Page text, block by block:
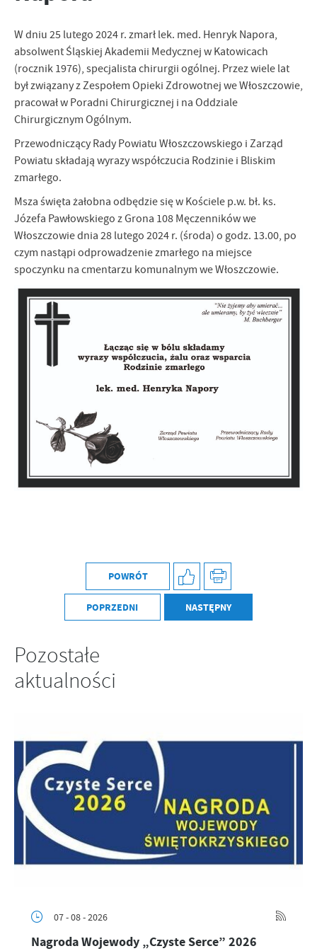
W dniu 25 lutego 2024 r. zmarł lek. med. Henryk Napora,
absolwent Śląskiej Akademii Medycznej w Katowicach
(rocznik 1976), specjalista chirurgii ogólnej. Przez wiele lat
był związany z Zespołem Opieki Zdrowotnej we Włoszczowie,
pracował w Poradni Chirurgicznej i na Oddziale
Chirurgicznym Ogólnym.
Przewodniczący Rady Powiatu Włoszczowskiego i Zarząd
Powiatu składają wyrazy współczucia Rodzinie i Bliskim
zmarłego.
Msza święta żałobna odbędzie się w Kościele p.w. bł. ks.
Józefa Pawłowskiego z Grona 108 Męczenników we
Włoszczowie dnia 28 lutego 2024 r. (środa) o godz. 13.00, po
czym nastąpi odprowadzenie zmarłego na miejsce
spoczynku na cmentarzu komunalnym we Włoszczowie.
POWRÓT
POPRZEDNI NASTĘPNY
Pozostałe
aktualności
07 - 08 - 2026
Nagroda Wojewody „Czyste Serce” 2026
Dzięki tym plikom cookies możemy zapewnić Ci większy komfort
korzystania z funkcjonalności naszej strony poprzez dopasowanie
jej do Twoich indywidualnych preferencji. Wyrażenie zgody na
funkcjonalne i personalizacyjne pliki cookies gwarantuje
dostępność większej ilości funkcji na stronie.
Więcej
Analityczne
Analityczne pliki cookies pomagają nam rozwijać się i
dostosowywać do Twoich potrzeb.
Cookies analityczne pozwalają na uzyskanie informacji w zakresie
wykorzystywania witryny internetowej, miejsca oraz częstotliwości,
z jaką odwiedzane są nasze serwisy www. Dane pozwalają nam na
popularności wśród użytkowników. Zgromadzone informacje są
przetwarzane w formie zanonimizowanej. Wyrażenie zgody na
analityczne pliki cookies gwarantuje dostępność wszystkich
funkcjonalności.
Więcej
Reklamowe
Dzięki reklamowym plikom cookies prezentujemy Ci najciekawsze
informacje i aktualności na stronach naszych partnerów.
Promocyjne pliki cookies służą do prezentowania Ci naszych
komunikatów na podstawie analizy Twoich upodobań oraz Twoich
promocyjne mogą pojawić się na stronach podmiotów trzecich lub
firm będących naszymi partnerami oraz innych dostawców usług.
Firmy te działają w charakterze pośredników prezentujących nasze
społecznościowych.
Więcej